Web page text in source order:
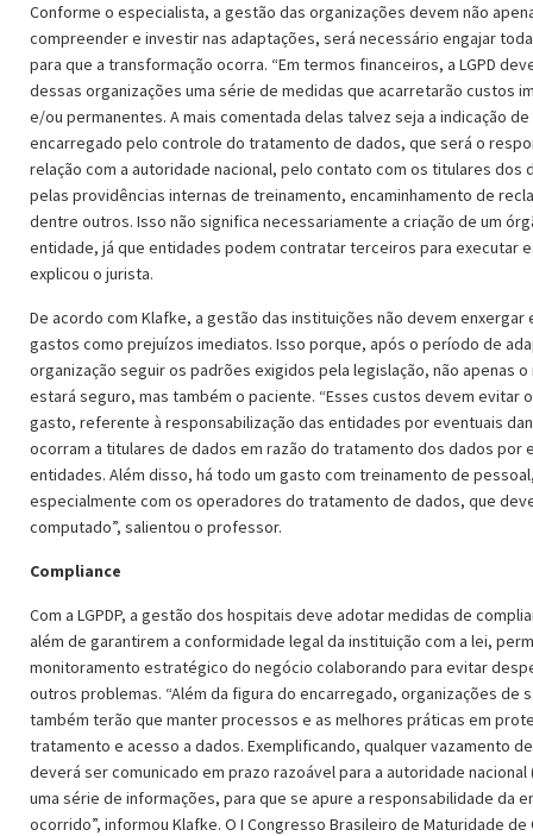
Conforme o especialista, a gestão das organizações devem não
compreender e investir nas adaptações, será necessário engajar
para que a transformação ocorra. “Em termos financeiros, a LGPD
dessas organizações uma série de medidas que acarretarão custos
e/ou permanentes. A mais comentada delas talvez seja a indicação de
encarregado pelo controle do tratamento de dados, que será o
relação com a autoridade nacional, pelo contato com os titulares dos
pelas providências internas de treinamento, encaminhamento de
dentre outros. Isso não significa necessariamente a criação de um
entidade, já que entidades podem contratar terceiros para executar
explicou o jurista.
De acordo com Klafke, a gestão das instituições não devem enxergar
gastos como prejuízos imediatos. Isso porque, após o período de
organização seguir os padrões exigidos pela legislação, não apenas
estará seguro, mas também o paciente. “Esses custos devem evitar
gasto, referente à responsabilização das entidades por eventuais
ocorram a titulares de dados em razão do tratamento dos dados por
entidades. Além disso, há todo um gasto com treinamento de
especialmente com os operadores do tratamento de dados, que
computado”, salientou o professor.
Compliance
Com a LGPDP, a gestão dos hospitais deve adotar medidas de
além de garantirem a conformidade legal da instituição com a lei,
monitoramento estratégico do negócio colaborando para evitar
outros problemas. “Além da figura do encarregado, organizações de
também terão que manter processos e as melhores práticas em
tratamento e acesso a dados. Exemplificando, qualquer vazamento
deverá ser comunicado em prazo razoável para a autoridade nacional
uma série de informações, para que se apure a responsabilidade da
ocorrido”, informou Klafke. O I Congresso Brasileiro de Maturidade de